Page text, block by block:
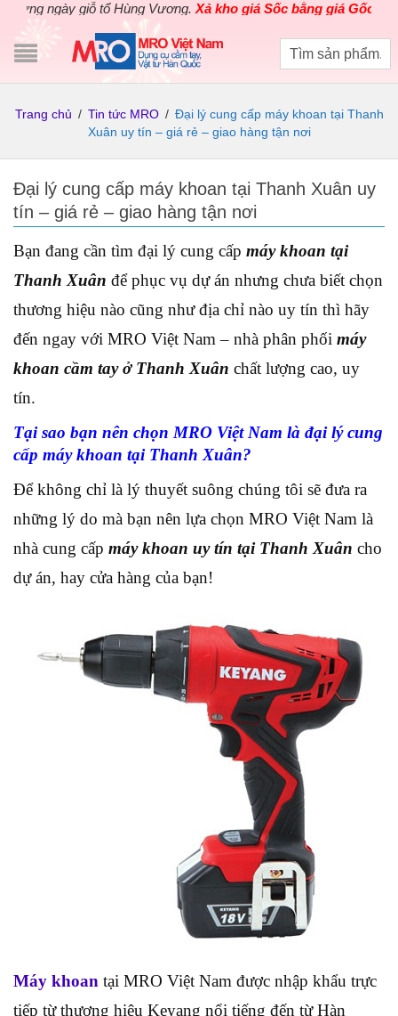
ngày giỗ tổ Hùng Vương.Xả kho giá Sốc bằng giá Gốccho các
Trang chủ / Tin tức MRO / Đại lý cung cấp máy khoan tại Thanh
Xuân uy tín – giá rẻ – giao hàng tận nơi
Đại lý cung cấp máy khoan tại Thanh Xuân uy
tín – giá rẻ – giao hàng tận nơi
Bạn đang cần tìm đại lý cung cấp máy khoan tại
Thanh Xuân để phục vụ dự án nhưng chưa biết chọn
thương hiệu nào cũng như địa chỉ nào uy tín thì hãy
đến ngay với MRO Việt Nam – nhà phân phối máy
khoan cầm tay ở Thanh Xuân chất lượng cao, uy
tín.
Tại sao bạn nên chọn MRO Việt Nam là đại lý cung
cấp máy khoan tại Thanh Xuân?
Để không chỉ là lý thuyết suông chúng tôi sẽ đưa ra
những lý do mà bạn nên lựa chọn MRO Việt Nam là
nhà cung cấp máy khoan uy tín tại Thanh Xuân cho
dự án, hay cửa hàng của bạn!
Máy khoan tại MRO Việt Nam được nhập khẩu trực
tiếp từ thương hiệu Keyang nổi tiếng đến từ Hàn